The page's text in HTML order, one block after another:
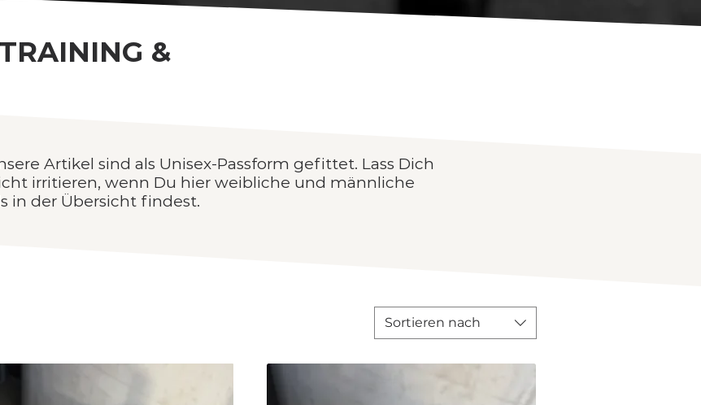
&
Artikel sind als Unisex-Passform gefittet. Lass Dich
irritieren, wenn Du hier weibliche und männliche
in der Übersicht findest.
Sortieren nach